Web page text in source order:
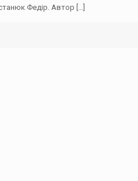
Федір. Автор […]